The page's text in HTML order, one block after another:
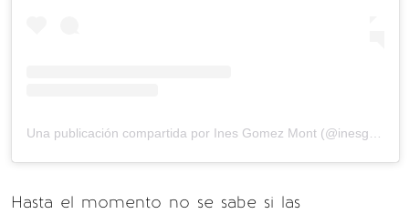
Hasta el momento no se sabe si las